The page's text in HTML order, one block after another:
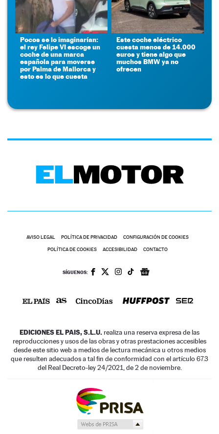
Pocos se lo imaginarían:
el rey Felipe VI escoge un
coche de una marca
española para moverse
por Palma de Mallorca y
esto es lo que cuesta
Este coche eléctrico
cuesta menos de 14.000
euros y tiene algo que
muchos BMW ya no
ofrecen
AVISO LEGAL POLÍTICA DE PRIVACIDAD CONFIGURACIÓN DE COOKIES
POLÍTICA DE COOKIES ACCESIBILIDAD CONTACTO
SÍGUENOS:
EDICIONES EL PAIS, S.L.U. realiza una reserva expresa de las
reproducciones y usos de las obras y otras prestaciones accesibles
desde este sitio web a medios de lectura mecánica u otros medios
que resulten adecuados a tal fin de conformidad con el artículo 67.3
del Real Decreto-ley 24/2021, de 2 de noviembre.